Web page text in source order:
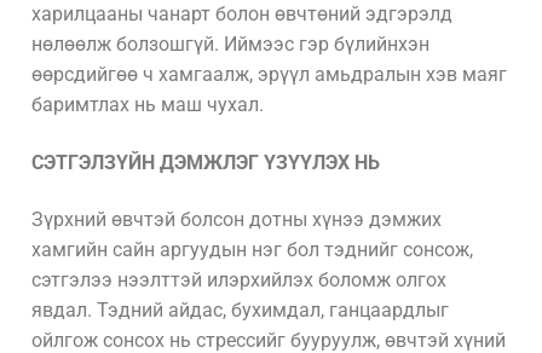
харилцааны чанарт болон өвчтөний эдгэрэлд
нөлөөлж болзошгүй. Иймээс гэр бүлийнхэн
өөрсдийгөө ч хамгаалж, эрүүл амьдралын хэв маяг
баримтлах нь маш чухал.
СЭТГЭЛЗҮЙН ДЭМЖЛЭГ ҮЗҮҮЛЭХ НЬ
Зүрхний өвчтэй болсон дотны хүнээ дэмжих
хамгийн сайн аргуудын нэг бол тэднийг сонсож,
сэтгэлээ нээлттэй илэрхийлэх боломж олгох
явдал. Тэдний айдас, бухимдал, ганцаардлыг
ойлгож сонсох нь стрессийг бууруулж, өвчтэй хүний